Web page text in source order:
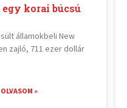
korai búcsú
államokbeli New
zajló, 711 ezer dollár
»